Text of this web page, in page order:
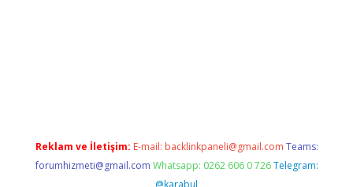
Reklam ve İletişim: E-mail: backlinkpaneli@gmail.com Teams:
forumhizmeti@gmail.com Whatsapp: 0262 606 0 726 Telegram:
@karabul